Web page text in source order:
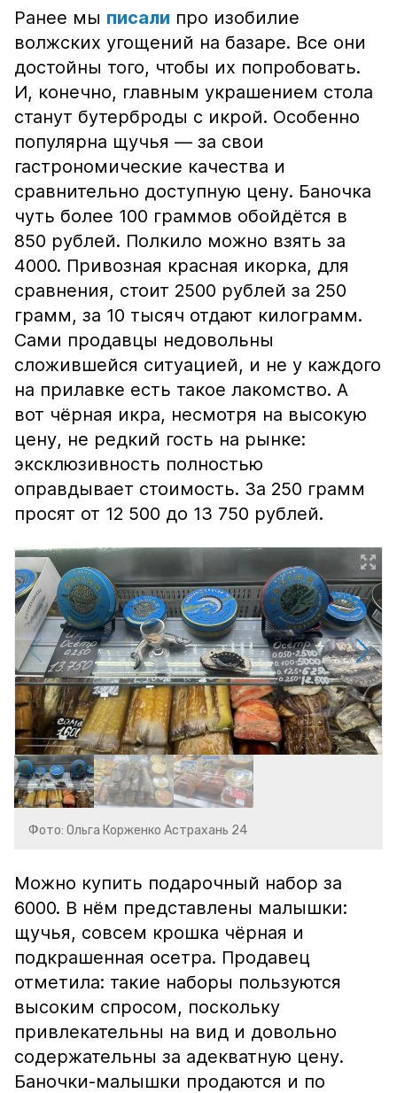
Ранее мы писали про изобилие
волжских угощений на базаре. Все они
достойны того, чтобы их попробовать.
И, конечно, главным украшением стола
станут бутерброды с икрой. Особенно
популярна щучья — за свои
гастрономические качества и
сравнительно доступную цену. Баночка
чуть более 100 граммов обойдётся в
850 рублей. Полкило можно взять за
4000. Привозная красная икорка, для
сравнения, стоит 2500 рублей за 250
грамм, за 10 тысяч отдают килограмм.
Сами продавцы недовольны
сложившейся ситуацией, и не у каждого
на прилавке есть такое лакомство. А
вот чёрная икра, несмотря на высокую
цену, не редкий гость на рынке:
эксклюзивность полностью
оправдывает стоимость. За 250 грамм
просят от 12 500 до 13 750 рублей.
Фото: Ольга Корженко Астрахань 24
Можно купить подарочный набор за
6000. В нём представлены малышки:
щучья, совсем крошка чёрная и
подкрашенная осетра. Продавец
отметила: такие наборы пользуются
высоким спросом, поскольку
привлекательны на вид и довольно
содержательны за адекватную цену.
Баночки-малышки продаются и по